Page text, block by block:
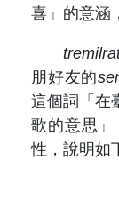
喜」的意涵
朋好友的
這個詞「在
歌的意思
性，說明如